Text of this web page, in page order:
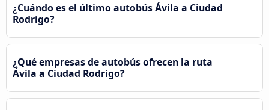
¿Cuándo es el último autobús Ávila‎ a Ciudad
Rodrigo?
¿Qué empresas de autobús ofrecen la ruta
Ávila‎ a Ciudad Rodrigo?